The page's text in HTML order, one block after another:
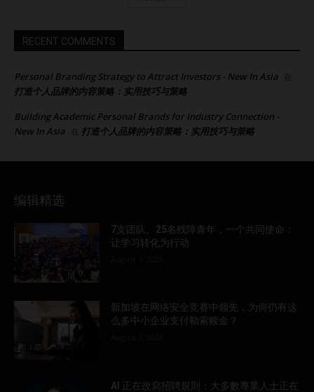
RECENT COMMENTS
Personal Branding Strategy to Attract Investors - New In Asia 在
打造个人品牌的内容策略：实用技巧与策略
Building Academic Personal Brands for Industry Connection -
New In Asia
在 打造个人品牌的内容策略：实用技巧与策略
编辑精选
7支团队、25名残障青年，一个共同使命：
让学习转化为行动
新加坡在网络安全竞赛中领先，为何仍有这
么多中小企业支付勒索赎金？
AI 正在改寫招聘規則：大多數專業人士正在